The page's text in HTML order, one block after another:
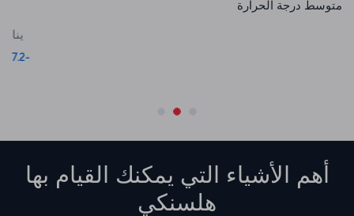
متوسط درجة الحرارة
أغسطس
أهم الأشياء التي يمكنك القيام بها
هلسنكي